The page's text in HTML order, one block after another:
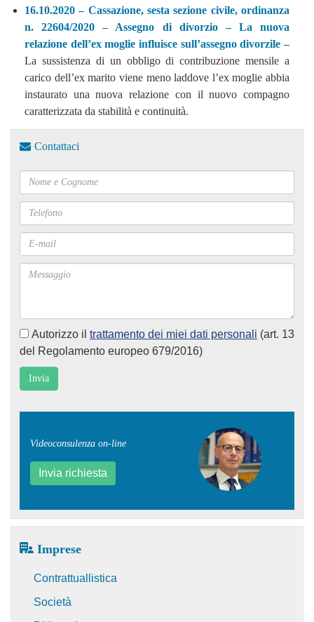
16.10.2020 – Cassazione, sesta sezione civile, ordinanza
n. 22604/2020 – Assegno di divorzio – La nuova
relazione dell’ex moglie influisce sull’assegno divorzile –
La sussistenza di un obbligo di contribuzione mensile a
carico dell’ex marito viene meno laddove l’ex moglie abbia
instaurato una nuova relazione con il nuovo compagno
caratterizzata da stabilità e continuità.
Contattaci
Autorizzo il trattamento dei miei dati personali (art. 13
del Regolamento europeo 679/2016)
Videoconsulenza on-line
Invia richiesta
Imprese
Contrattuallistica
Società